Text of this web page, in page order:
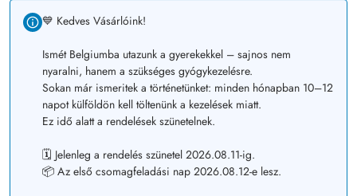
💙 Kedves Vásárlóink!
Ismét Belgiumba utazunk a gyerekekkel – sajnos nem
nyaralni, hanem a szükséges gyógykezelésre.
Sokan már ismeritek a történetünket: minden hónapban 10–12
napot külföldön kell töltenünk a kezelések miatt.
Ez idő alatt a rendelések szünetelnek.
🗓️ Jelenleg a rendelés szünetel 2026.08.11-ig.
📦 Az első csomagfeladási nap 2026.08.12-e lesz.